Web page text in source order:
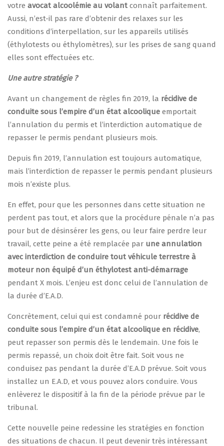
votre avocat alcoolémie au volant connaît parfaitement.
Aussi, n’est-il pas rare d’obtenir des relaxes sur les
conditions d’interpellation, sur les appareils utilisés
(éthylotests ou éthylomètres), sur les prises de sang quand
elles sont effectuées etc.
Une autre stratégie ?
Avant un changement de règles fin 2019, la récidive de
conduite sous l’empire d’un état alcoolique emportait
l’annulation du permis et l’interdiction automatique de
repasser le permis pendant plusieurs mois.
Depuis fin 2019, l’annulation est toujours automatique,
mais l’interdiction de repasser le permis pendant plusieurs
mois n’existe plus.
En effet, pour que les personnes dans cette situation ne
perdent pas tout, et alors que la procédure pénale n’a pas
pour but de désinsérer les gens, ou leur faire perdre leur
travail, cette peine a été remplacée par une annulation
avec interdiction de conduire tout véhicule terrestre à
moteur non équipé d’un éthylotest anti-démarrage
pendant X mois. L’enjeu est donc celui de l’annulation de
la durée d’E.A.D.
Concrètement, celui qui est condamné pour récidive de
conduite sous l’empire d’un état alcoolique en récidive,
peut repasser son permis dès le lendemain. Une fois le
permis repassé, un choix doit être fait. Soit vous ne
conduisez pas pendant la durée d’E.A.D prévue. Soit vous
installez un E.A.D, et vous pouvez alors conduire. Vous
enlèverez le dispositif à la fin de la période prévue par le
tribunal.
Cette nouvelle peine redessine les stratégies en fonction
des situations de chacun. Il peut devenir très intéressant